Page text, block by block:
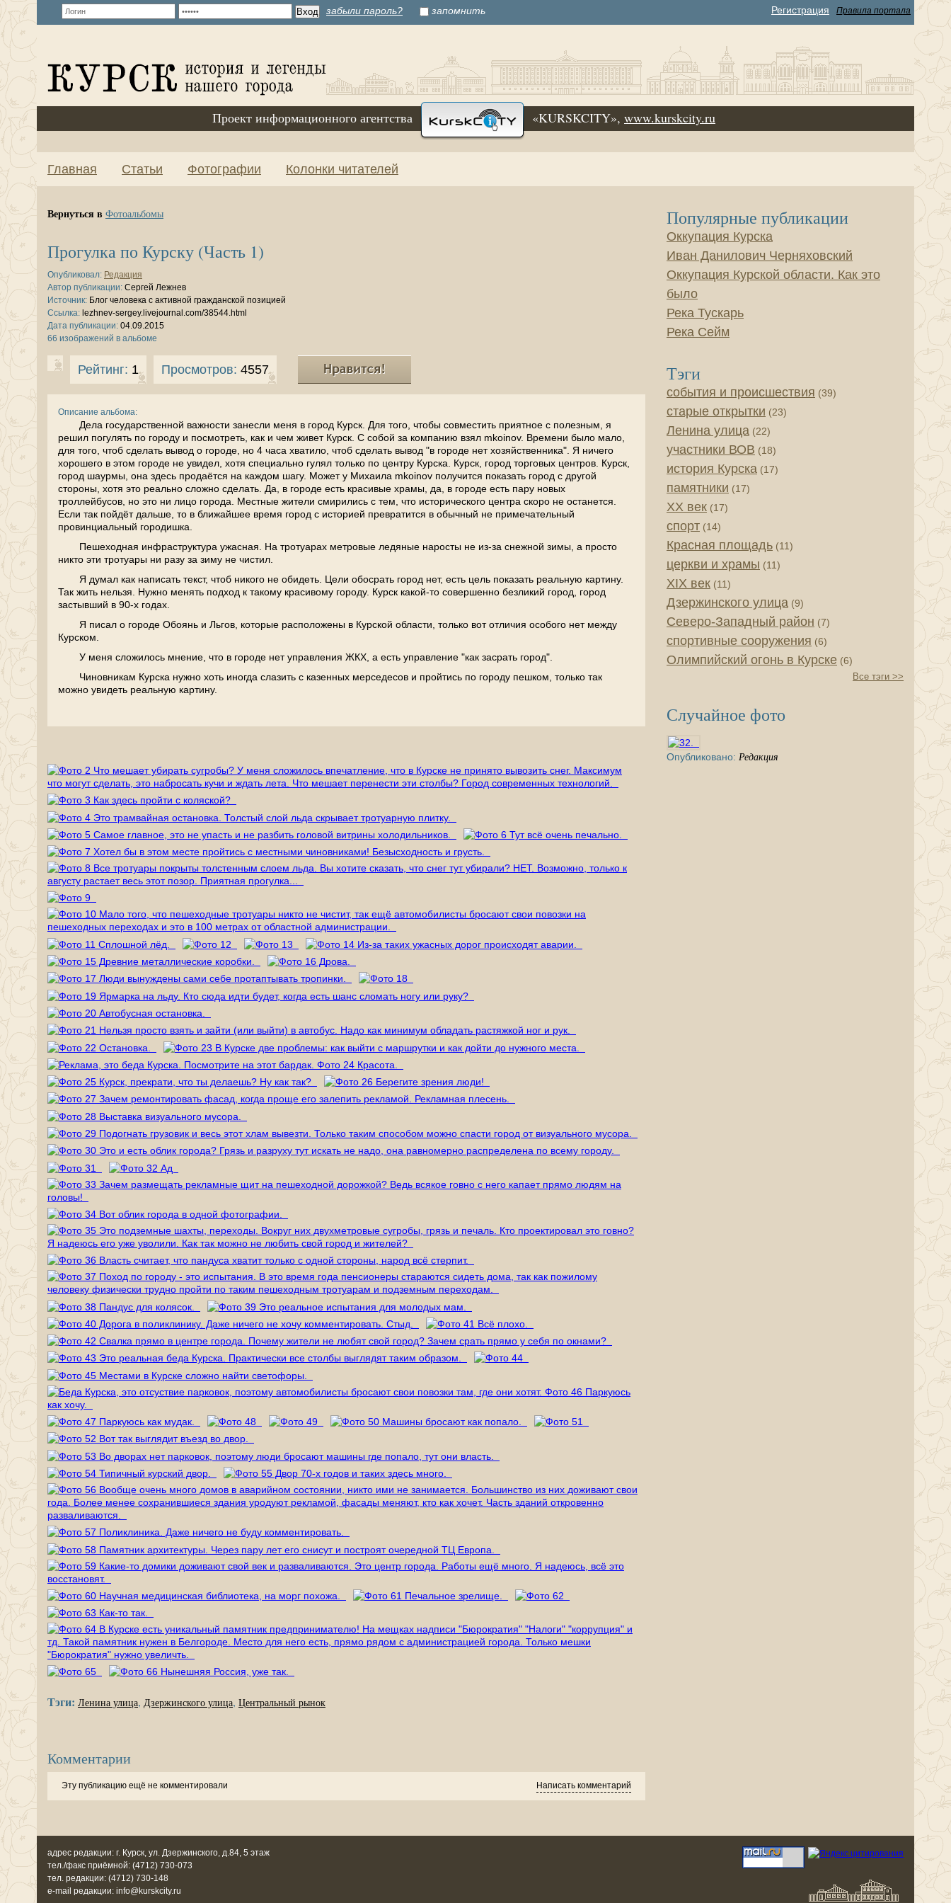
забыли пароль? запомнить Регистрация Правила портала
Проект информационного агентства «KURSKCITY», www.kurskcity.ru
Главная Статьи Фотографии Колонки читателей
Вернуться в Фотоальбомы
Прогулка по Курску (Часть 1)
Опубликовал: Редакция
Автор публикации: Сергей Лежнев
Источник: Блог человека с активной гражданской позицией
Ссылка: lezhnev-sergey.livejournal.com/38544.html
Дата публикации: 04.09.2015
66 изображений в альбоме
Рейтинг: 1 Просмотров: 4557
Описание альбома:
Дела государственной важности занесли меня в город Курск. Для того, чтобы совместить приятное с полезным, я
решил погулять по городу и посмотреть, как и чем живет Курск. С собой за компанию взял mkoinov. Времени было мало,
для того, чтоб сделать вывод о городе, но 4 часа хватило, чтоб сделать вывод "в городе нет хозяйственника". Я ничего
хорошего в этом городе не увидел, хотя специально гулял только по центру Курска. Курск, город торговых центров. Курск,
город шаурмы, она здесь продаётся на каждом шагу. Может у Михаила mkoinov получится показать город с другой
стороны, хотя это реально сложно сделать. Да, в городе есть красивые храмы, да, в городе есть пару новых
троллейбусов, но это ни лицо города. Местные жители смирились с тем, что исторического центра скоро не останется.
Если так пойдёт дальше, то в ближайшее время город с историей превратится в обычный не примечательный
провинциальный городишка.
Пешеходная инфраструктура ужасная. На тротуарах метровые ледяные наросты не из-за снежной зимы, а просто
никто эти тротуары ни разу за зиму не чистил.
Я думал как написать текст, чтоб никого не обидеть. Цели обосрать город нет, есть цель показать реальную картину.
Так жить нельзя. Нужно менять подход к такому красивому городу. Курск какой-то совершенно безликий город, город
застывший в 90-х годах.
Я писал о городе Обоянь и Льгов, которые расположены в Курской области, только вот отличия особого нет между
Курском.
У меня сложилось мнение, что в городе нет управления ЖКХ, а есть управление "как засрать город".
Чиновникам Курска нужно хоть иногда слазить с казенных мерседесов и пройтись по городу пешком, только так
можно увидеть реальную картину.
Тэги: Ленина улица, Дзержинского улица, Центральный рынок
Комментарии
Эту публикацию ещё не комментировали Написать комментарий
Популярные публикации
Оккупация Курска
Иван Данилович Черняховский
Оккупация Курской области. Как это
было
Река Тускарь
Река Сейм
Тэги
события и происшествия (39)
старые открытки (23)
Ленина улица (22)
участники ВОВ (18)
история Курска (17)
памятники (17)
XX век (17)
спорт (14)
Красная площадь (11)
церкви и храмы (11)
XIX век (11)
Дзержинского улица (9)
Северо-Западный район (7)
спортивные сооружения (6)
Олимпийский огонь в Курске (6)
Все тэги >>
Случайное фото
Опубликовано: Редакция
адрес редакции: г. Курск, ул. Дзержинского, д.84, 5 этаж
тел./факс приёмной: (4712) 730-073
тел. редакции: (4712) 730-148
e-mail редакции: info@kurskcity.ru